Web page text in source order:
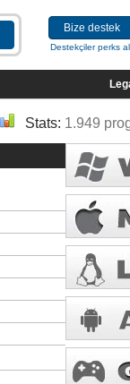
Bize destek
Destekçiler perks
Stats: 1.949